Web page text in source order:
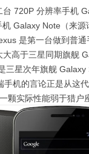
720P 分辨率手机
Galaxy Note（来源
是第一台做到普
高于三星同期旗舰
三星次年旗舰 Galaxy
手机的言论正是从这
颗实际性能弱于猎户